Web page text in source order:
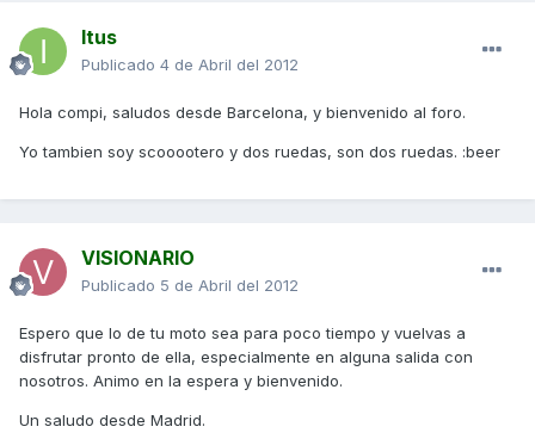
Itus
Publicado 4 de Abril del 2012
Hola compi, saludos desde Barcelona, y bienvenido al foro.
Yo tambien soy scooootero y dos ruedas, son dos ruedas. :beer
VISIONARIO
Publicado 5 de Abril del 2012
Espero que lo de tu moto sea para poco tiempo y vuelvas a
disfrutar pronto de ella, especialmente en alguna salida con
nosotros. Animo en la espera y bienvenido.
Un saludo desde Madrid.